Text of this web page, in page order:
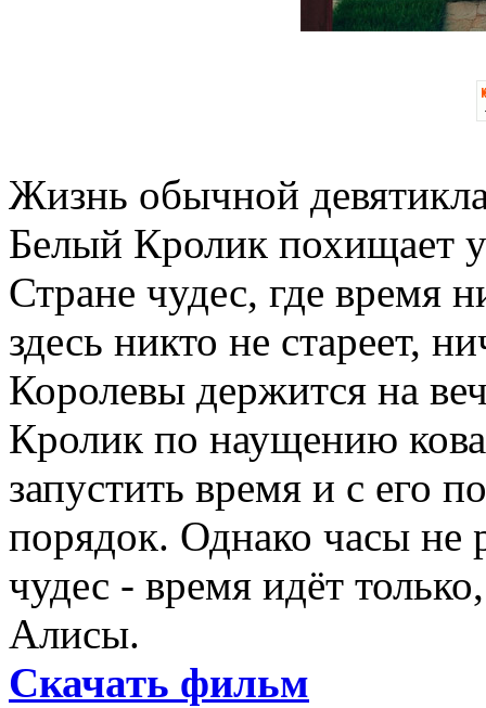
Жизнь обычной
Белый Кролик похищает
Стране чудес, где время
здесь никто не стареет,
Королевы держится на
Кролик по наущению
запустить время и с его
порядок. Однако часы не
чудес - время идёт
Алисы.
Скачать фильм